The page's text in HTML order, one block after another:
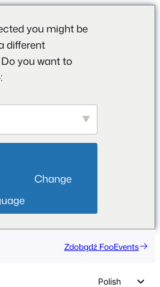
you might be
different
you want to
Zdobądź FooEvents
Polish